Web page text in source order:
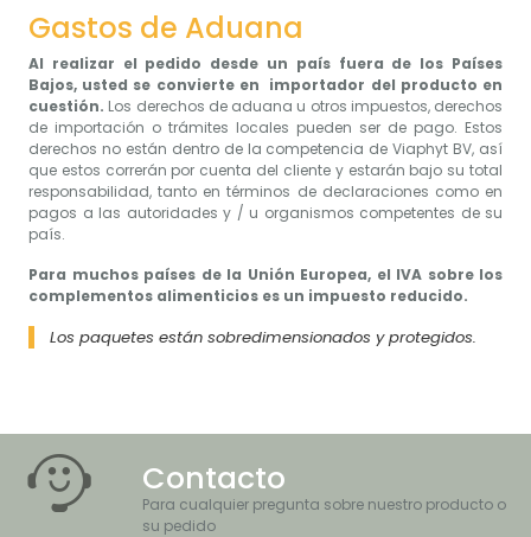
Gastos de Aduana​​​​​​​
Al realizar el pedido desde un país fuera de los Países
Bajos, usted se convierte en importador del producto en
cuestión. Los derechos de aduana u otros impuestos, derechos
de importación o trámites locales pueden ser de pago. Estos
derechos no están dentro de la competencia de Viaphyt BV, así
que estos correrán por cuenta del cliente y estarán bajo su total
responsabilidad, tanto en términos de declaraciones como en
pagos a las autoridades y / u organismos competentes de su
país.
Para muchos países de la Unión Europea, el IVA sobre los
complementos alimenticios es un impuesto reducido.
Los paquetes están sobredimensionados y protegidos.
Contacto
Para cualquier pregunta sobre nuestro producto o
su pedido